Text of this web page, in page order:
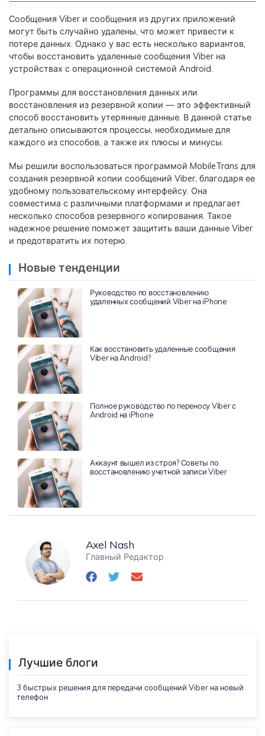
Сообщения Viber и сообщения из других приложений
могут быть случайно удалены, что может привести к
потере данных. Однако у вас есть несколько вариантов,
чтобы восстановить удаленные сообщения Viber на
устройствах с операционной системой Android.
Программы для восстановления данных или
восстановления из резервной копии — это эффективный
способ восстановить утерянные данные. В данной статье
детально описываются процессы, необходимые для
каждого из способов, а также их плюсы и минусы.
Мы решили воспользоваться программой MobileTrans для
создания резервной копии сообщений Viber, благодаря ее
удобному пользовательскому интерфейсу. Она
совместима с различными платформами и предлагает
несколько способов резервного копирования. Такое
надежное решение поможет защитить ваши данные Viber
и предотвратить их потерю.
Новые тенденции
Руководство по восстановлению
удаленных сообщений Viber на iPhone
Как восстановить удаленные сообщения
Viber на Android?
Полное руководство по переносу Viber с
Android на iPhone
Аккаунт вышел из строя? Советы по
восстановлению учетной записи Viber
Axel Nash
Главный Редактор
Лучшие блоги
3 быстрых решения для передачи сообщений Viber на новый
телефон